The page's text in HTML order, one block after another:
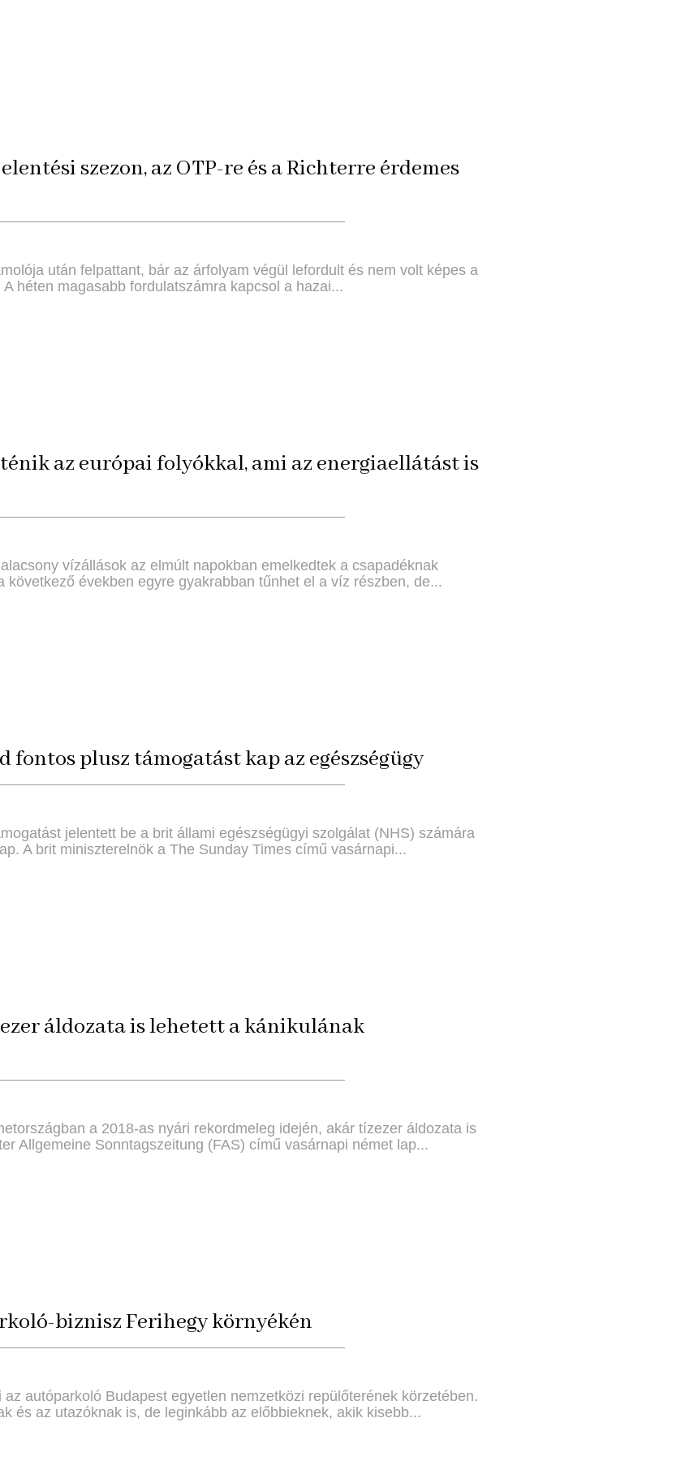
szezon, az OTP-re és a Richterre érdemes
után felpattant, bár az árfolyam végül lefordult és nem volt képes a
héten magasabb fordulatszámra kapcsol a hazai...
az európai folyókkal, ami az energiaellátást is
vízállások az elmúlt napokban emelkedtek a csapadéknak
következő években egyre gyakrabban tűnhet el a víz részben, de...
plusz támogatást kap az egészségügy
jelentett be a brit állami egészségügyi szolgálat (NHS) számára
A brit miniszterelnök a The Sunday Times című vasárnapi...
áldozata is lehetett a kánikulának
a 2018-as nyári rekordmeleg idején, akár tízezer áldozata is
Allgemeine Sonntagszeitung (FAS) című vasárnapi német lap...
biznisz Ferihegy környékén
autóparkoló Budapest egyetlen nemzetközi repülőterének körzetében.
és az utazóknak is, de leginkább az előbbieknek, akik kisebb...